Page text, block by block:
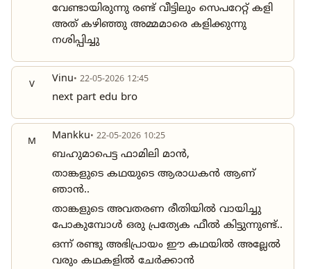
വേണ്ടായിരുന്നു രണ്ട് വീട്ടിലും സെപറേറ്റ് കളി
അത് കഴിഞ്ഞു അമ്മമാരെ കളിക്കുന്നു
നശിപ്പിച്ചു
V Vinu• 22-05-2026 12:45
next part edu bro
M Mankku• 22-05-2026 10:25
ബഹുമാപെട്ട ഫാമിലി മാൻ,
താങ്കളുടെ കഥയുടെ ആരാധകൻ ആണ്
ഞാൻ..
താങ്കളുടെ അവതരണ രീതിയിൽ വായിച്ചു
പോകുമ്പോൾ ഒരു പ്രത്യേക ഫീൽ കിട്ടുന്നുണ്ട്..
ഒന്ന് രണ്ടു അഭിപ്രായം ഈ കഥയിൽ അല്ലേൽ
വരും കഥകളിൽ ചേർക്കാൻ